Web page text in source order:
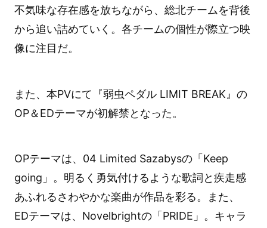
不気味な存在感を放ちながら、総北チームを背後
から追い詰めていく。各チームの個性が際立つ映
像に注目だ。
また、本PVにて『弱虫ペダル LIMIT BREAK』の
OP＆EDテーマが初解禁となった。
OPテーマは、04 Limited Sazabysの「Keep
going」。明るく勇気付けるような歌詞と疾走感
あふれるさわやかな楽曲が作品を彩る。また、
EDテーマは、Novelbrightの「PRIDE」。キャラ